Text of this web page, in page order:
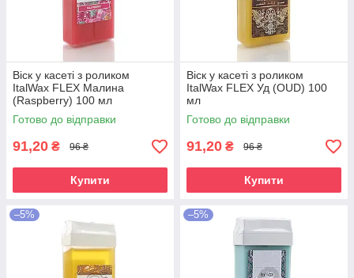
Віск у касеті з роликом
ItalWax FLEX Малина
(Raspberry) 100 мл
Готово до відправки
91,20 ₴ 96 ₴
Купити
Віск у касеті з роликом
ItalWax FLEX Уд (OUD) 100
мл
Готово до відправки
91,20 ₴ 96 ₴
Купити
–5% –5%